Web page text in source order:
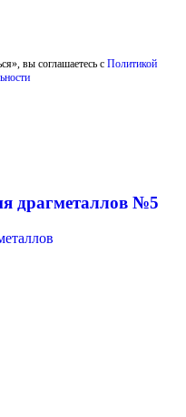
вы соглашаетесь с Политикой
драгметаллов №5